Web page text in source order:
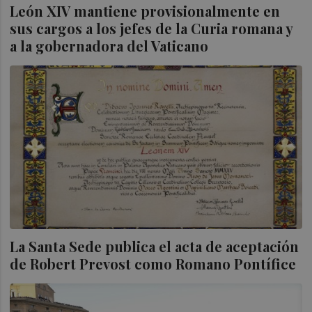
León XIV mantiene provisionalmente en
sus cargos a los jefes de la Curia romana y
a la gobernadora del Vaticano
La Santa Sede publica el acta de aceptación
de Robert Prevost como Romano Pontífice